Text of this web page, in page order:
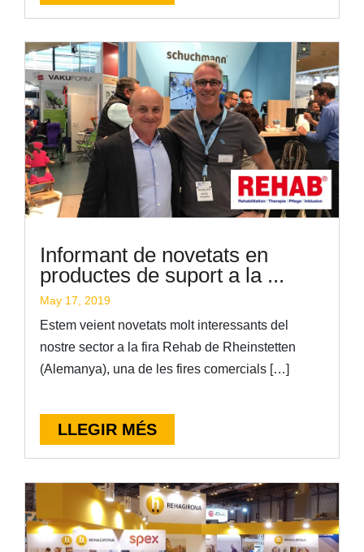
Informant de novetats en
productes de suport a la ...
May 17, 2019
Estem veient novetats molt interessants del
nostre sector a la fira Rehab de Rheinstetten
(Alemanya), una de les fires comercials […]
LLEGIR MÉS